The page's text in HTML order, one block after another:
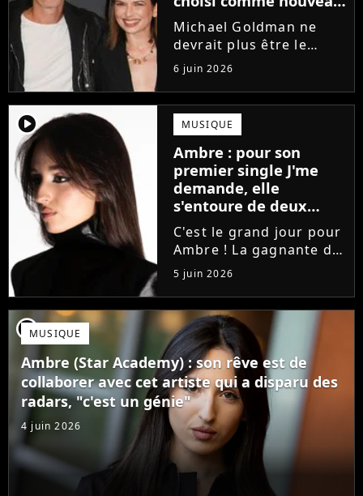
directeur ?
Michael Goldman ne
devrait plus être le
directeur de la Star
Academy lors de la
saison 2026. Et pour lui
succéder, c'est un
ancien gagnant de
l'émission de TF1 qui
sera aujourd'hui...
6 juin 2026
player2 MUSIQUE
Ambre : pour son
premier single J'me
demande, elle
s'entoure de deux
proches de Slimane
C'est le grand jour pour
Ambre ! La gagnante de
la Star Academy fait ses
premiers pas dans
l'industrie en publiant
J'me demande, un
premier single que la
chanteuse a
confectionné avec...
5 juin 2026
player2MUSIQUE
Ambre (Star Academy) : son rêve est de
collaborer avec cet artiste qui a disparu des
radars, "c'est un génie"
4 juin 2026